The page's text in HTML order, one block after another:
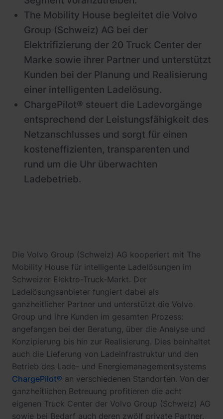
The Mobility House begleitet die Volvo
Group (Schweiz) AG bei der
Elektrifizierung der 20 Truck Center der
Marke sowie ihrer Partner und unterstützt
Kunden bei der Planung und Realisierung
einer intelligenten Ladelösung.
ChargePilot® steuert die Ladevorgänge
entsprechend der Leistungsfähigkeit des
Netzanschlusses und sorgt für einen
kosteneffizienten, transparenten und
rund um die Uhr überwachten
Ladebetrieb.
Die Volvo Group (Schweiz) AG kooperiert mit The
Mobility House für intelligente Ladelösungen im
Schweizer Elektro-Truck-Markt. Der
Ladelösungsanbieter fungiert dabei als
ganzheitlicher Partner und unterstützt die Volvo
Group und ihre Kunden im gesamten Prozess:
angefangen bei der Beratung, über die Analyse und
Konzipierung bis hin zur Realisierung. Dies beinhaltet
auch die Lieferung von Ladeinfrastruktur und den
Betrieb des Lade- und Energiemanagementsystems
ChargePilot® an verschiedenen Standorten. Von der
ganzheitlichen Betreuung profitieren die acht
eigenen Truck Center der Volvo Group (Schweiz) AG
sowie bei Bedarf auch deren zwölf private Partner.